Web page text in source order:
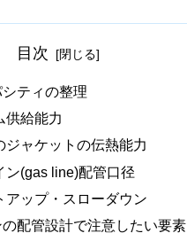
目次
ティの整理
供給能力
ジャケットの伝熱能力
ン(gas line)配管口径
アップ・スローダウン
配管設計で注意したい要素